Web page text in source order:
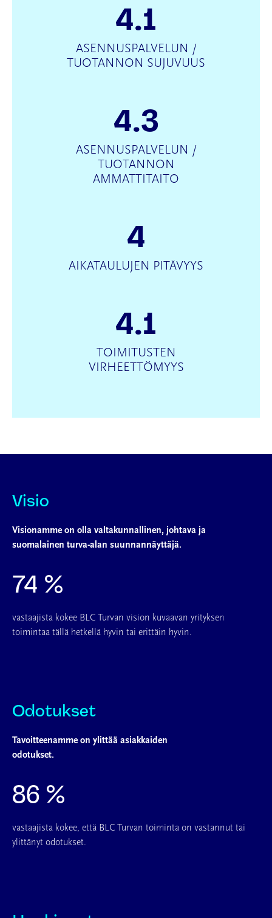
4.1
ASENNUSPALVELUN /
TUOTANNON SUJUVUUS
4.3
ASENNUSPALVELUN /
TUOTANNON
AMMATTITAITO
4
AIKATAULUJEN PITÄVYYS
4.1
TOIMITUSTEN
VIRHEETTÖMYYS
Visio
Visionamme on olla valtakunnallinen, johtava ja
suomalainen turva-alan suunnannäyttäjä.
74 %
vastaajista kokee BLC Turvan vision kuvaavan yrityksen
toimintaa tällä hetkellä hyvin tai erittäin hyvin.
Odotukset
Tavoitteenamme on ylittää asiakkaiden
odotukset.
86 %
vastaajista kokee, että BLC Turvan toiminta on vastannut tai
ylittänyt odotukset.